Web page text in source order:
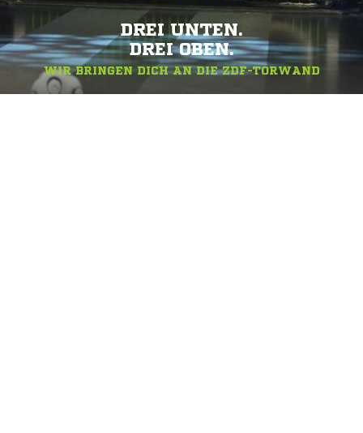
DREI UNTEN.
DREI OBEN.
WIR BRINGEN DICH AN DIE ZDF-TORWAND